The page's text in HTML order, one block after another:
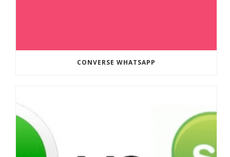
CONVERSE WHATSAPP